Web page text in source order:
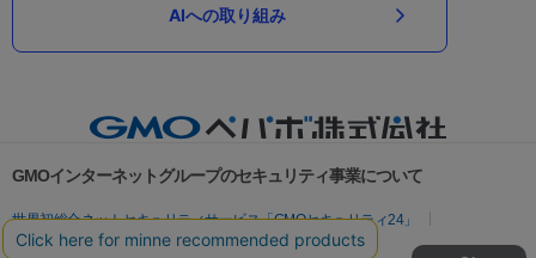
AIへの取り組み
GMOインターネットグループのセキュリティ事業について
世界初総合ネットセキュリティサービス「GMOセキュリティ24」
パスワード漏洩診断
Webサイトリスク診断